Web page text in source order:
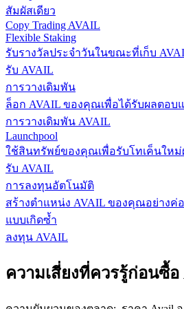
สัมผัสเดียว
Copy Trading AVAIL
Flexible Staking
รับรางวัลประจำวันในขณะที่เก็บ
รับ AVAIL
การวางเดิมพัน
ล็อก AVAIL ของคุณเพื่อได้รับผลตอบ
การวางเดิมพัน AVAIL
Launchpool
ใช้สินทรัพย์ของคุณเพื่อรับโทเค็นให
รับ AVAIL
การลงทุนอัตโนมัติ
สร้างตำแหน่ง AVAIL ของคุณอย่างค่
แบบเกิดซ้ำ
ลงทุน AVAIL
ความเสี่ยงที่ควรรู้ก่อนซื้อ